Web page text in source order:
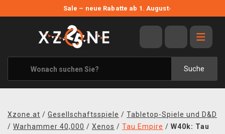
Sale – neue Rabatte ab 1. August›
Suche
ANGEBOTE
ALLE MARKEN
XZONE ORIGINALS
KLEIDUNG & ACCESSOIRES
BÜCHER & COMICS
Xzone.at / Gesellschaftsspiele / Tabletop-Spiele und D&D
/ Warhammer 40,000 / Xenos / Tau Empire / W40k: Tau